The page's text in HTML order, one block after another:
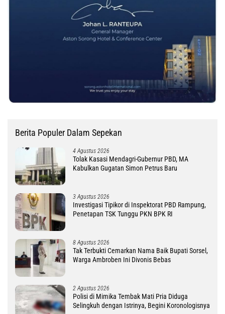
Berita Populer Dalam Sepekan
4 Agustus 2026
Tolak Kasasi Mendagri-Gubernur PBD, MA
Kabulkan Gugatan Simon Petrus Baru
3 Agustus 2026
Investigasi Tipikor di Inspektorat PBD Rampung,
Penetapan TSK Tunggu PKN BPK RI
8 Agustus 2026
Tak Terbukti Cemarkan Nama Baik Bupati Sorsel,
Warga Ambroben Ini Divonis Bebas
2 Agustus 2026
Polisi di Mimika Tembak Mati Pria Diduga
Selingkuh dengan Istrinya, Begini Koronologisnya